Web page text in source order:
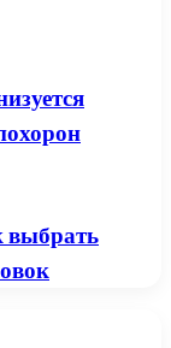
выбрать